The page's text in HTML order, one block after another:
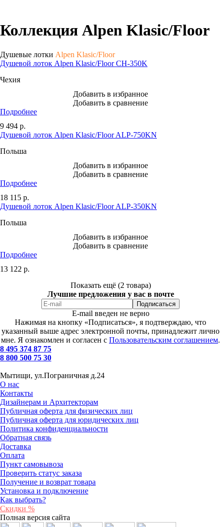
Коллекция Alpen Klasic/Floor
Душевые лотки Alpen Klasic/Floor
Душевой лоток Alpen Klasic/Floor CH-350K
Чехия
Добавить в избранное
Добавить в сравнение
Подробнее
9 494 р.
Душевой лоток Alpen Klasic/Floor ALP-750KN
Польша
Добавить в избранное
Добавить в сравнение
Подробнее
18 115 р.
Душевой лоток Alpen Klasic/Floor ALP-350KN
Польша
Добавить в избранное
Добавить в сравнение
Подробнее
13 122 р.
Показать ещё (2 товара)
Лучшие предложения у вас в почте
E-mail введен не верно
Нажимая на кнопку «Подписаться», я подтверждаю, что
указанный выше адрес электронной почты, принадлежит лично
мне. Я ознакомлен и согласен с Пользовательским соглашением.
8 495 374 87 75
8 800 500 75 30
Мытищи, ул.Пограничная д.24
О нас
Контакты
Дизайнерам и Архитекторам
Публичная оферта для физических лиц
Публичная оферта для юридических лиц
Политика конфиденциальности
Обратная связь
Доставка
Оплата
Пункт самовывоза
Проверить статус заказа
Получение и возврат товара
Установка и подключение
Как выбрать?
Скидки %
Полная версия сайта